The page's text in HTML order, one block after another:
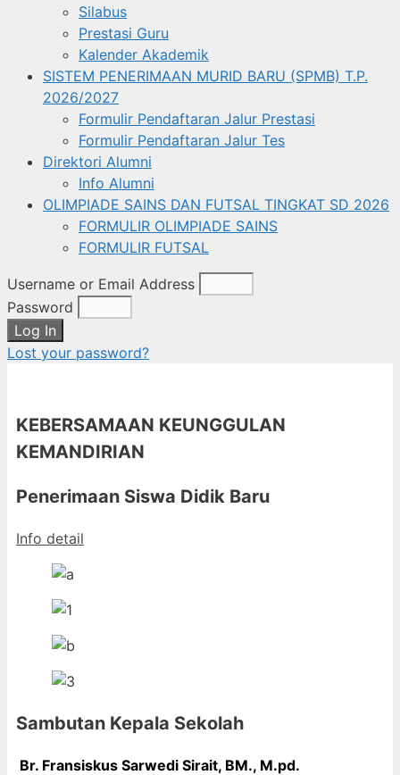
Silabus
Prestasi Guru
Kalender Akademik
SISTEM PENERIMAAN MURID BARU (SPMB) T.P.
2026/2027
Formulir Pendaftaran Jalur Prestasi
Formulir Pendaftaran Jalur Tes
Direktori Alumni
Info Alumni
OLIMPIADE SAINS DAN FUTSAL TINGKAT SD 2026
FORMULIR OLIMPIADE SAINS
FORMULIR FUTSAL
Username or Email Address
Password
Log In
Lost your password?
KEBERSAMAAN KEUNGGULAN
KEMANDIRIAN
Penerimaan Siswa Didik Baru
Info detail
Sambutan Kepala Sekolah
Br. Fransiskus Sarwedi Sirait, BM., M.pd.